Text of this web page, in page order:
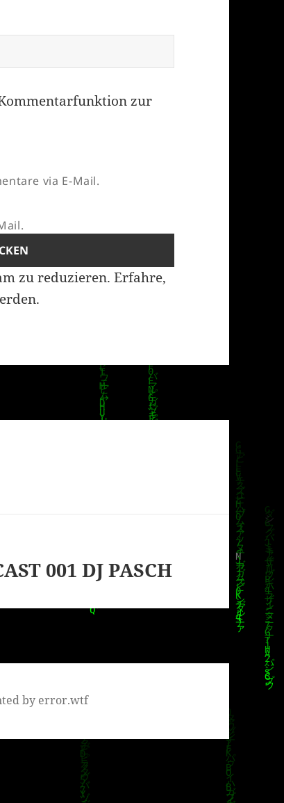
zur
via E-Mail.
zu reduzieren.Erfahre,
001 DJ PASCH
by error.wtf